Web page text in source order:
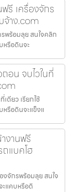
รี เครื่องจักร
าง.com
พร้อมลุย สนใจคลิก
หรือดินจะ
อน จบไวในที่
ดียว เรียกใช้
รือดินจะแข็งแ
งานฟรี
แบคโฮ
งจักรพร้อมลุย สนใจ
แคบหรือดิ